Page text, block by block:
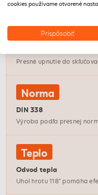
Stopka
Presné upnutie do
Norma
DIN 338
Výroba podľa presnej
Teplo
Odvod tepla
Uhol hrotu 118° pomáha
cookies používame otvorené
Prispôsobiť